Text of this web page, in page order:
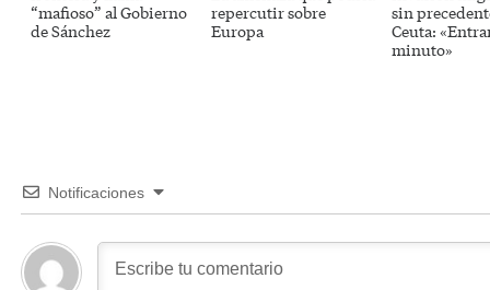
“mafioso” al Gobierno
de Sánchez
repercutir sobre
Europa
sin
Ceuta:
minuto»
Notificaciones